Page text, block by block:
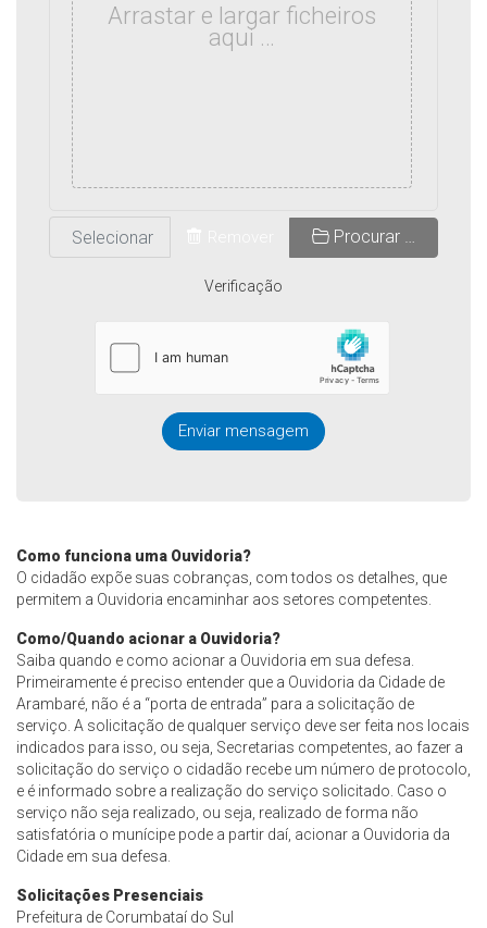
Arrastar e largar ficheiros
aqui …
Procurar …
Verificação
Enviar mensagem
Como funciona uma Ouvidoria?
O cidadão expõe suas cobranças, com todos os detalhes, que
permitem a Ouvidoria encaminhar aos setores competentes.
Como/Quando acionar a Ouvidoria?
Saiba quando e como acionar a Ouvidoria em sua defesa.
Primeiramente é preciso entender que a Ouvidoria da Cidade de
Arambaré, não é a “porta de entrada” para a solicitação de
serviço. A solicitação de qualquer serviço deve ser feita nos locais
indicados para isso, ou seja, Secretarias competentes, ao fazer a
solicitação do serviço o cidadão recebe um número de protocolo,
e é informado sobre a realização do serviço solicitado. Caso o
serviço não seja realizado, ou seja, realizado de forma não
satisfatória o munícipe pode a partir daí, acionar a Ouvidoria da
Cidade em sua defesa.
Solicitações Presenciais
Prefeitura de Corumbataí do Sul